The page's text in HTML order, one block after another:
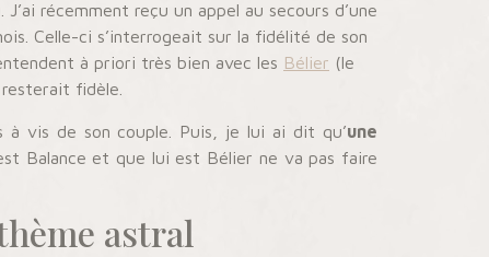
J’ai récemment reçu un appel au secours d’une
Celle-ci s’interrogeait sur la fidélité de son
à priori très bien avec les Bélier (le
fidèle.
vis de son couple. Puis, je lui ai dit qu’une
est Balance et que lui est Bélier ne va pas faire
astral